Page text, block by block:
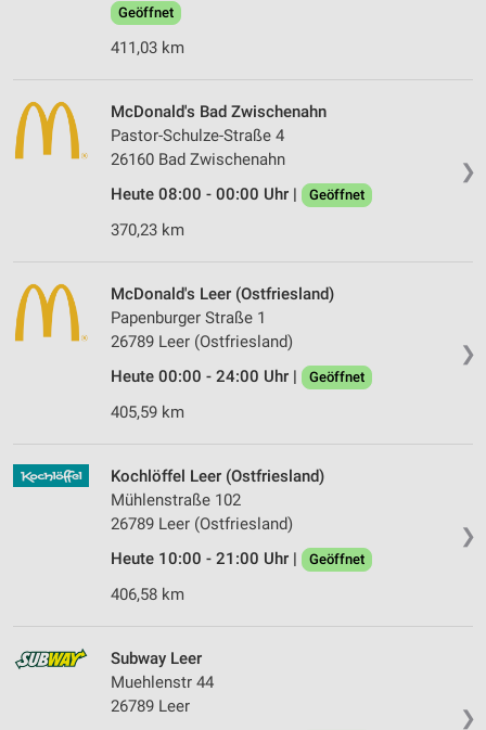
Geöffnet
411,03 km
❯
McDonald's Bad Zwischenahn
Pastor-Schulze-Straße 4
26160 Bad Zwischenahn
Heute 08:00 - 00:00 Uhr |
Geöffnet
370,23 km
❯
McDonald's Leer (Ostfriesland)
Papenburger Straße 1
26789 Leer (Ostfriesland)
Heute 00:00 - 24:00 Uhr |
Geöffnet
405,59 km
❯
Kochlöffel Leer (Ostfriesland)
Mühlenstraße 102
26789 Leer (Ostfriesland)
Heute 10:00 - 21:00 Uhr |
Geöffnet
406,58 km
❯
Subway Leer
Muehlenstr 44
26789 Leer